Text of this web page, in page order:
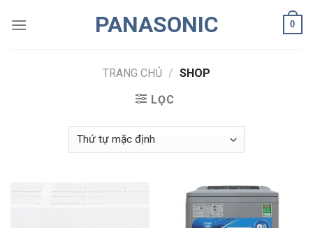
PANASONIC 0
TRANG CHỦ / SHOP
LỌC